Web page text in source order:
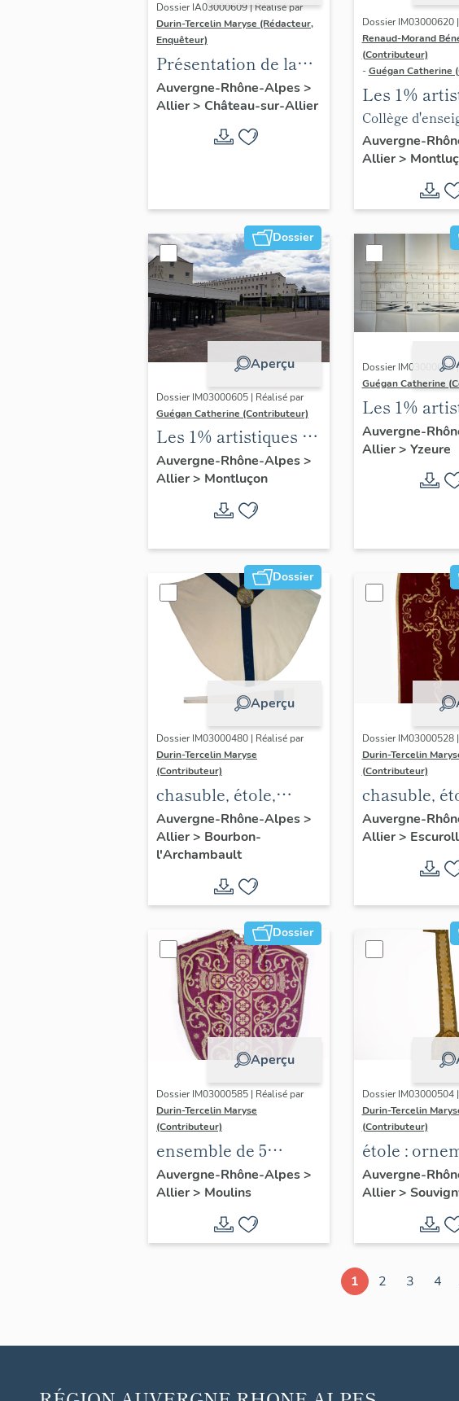
Dossier IA03000609 | Réalisé par
Durin-Tercelin Maryse (Rédacteur,
Enquêteur)
Présentation de la
commune de
Château-sur-Allier
Auvergne-Rhône-Alpes>
Allier> Château-sur-Allier
Dossier IM03000620
Renaud-Morand
(Contributeur)
-Guégan Catherine
Les 1%
du lycée
Guyot
Collège
technique,
d'enseignement
professionnel
puis lycée
Maurice-Guyot,
actuellement
logements,
ateliers et école
Auvergne-
Allier>
Dossier
Aperçu
Dossier IM03000605 | Réalisé par
Guégan Catherine (Contributeur)
Les 1% artistiques de
l'école nationale
professionnelle de
Montluçon, actuel
lycée Paul-Constans
Auvergne-Rhône-Alpes>
Allier> Montluçon
Dossier IM03000626 |
Guégan Catherine
Les 1%
du lycée
Monnet
Auvergne-
Allier> Yzeure
Dossier
Aperçu
Dossier IM03000480 | Réalisé par
Durin-Tercelin Maryse
(Contributeur)
chasuble, étole,
ornement blanc n°2
Auvergne-Rhône-Alpes>
Allier> Bourbon-
l'Archambault
Dossier IM03000528
Durin-Tercelin
(Contributeur)
chasuble,
manipule,
calice,
corporal :
Auvergne-
Allier>
Dossier
Aperçu
Dossier IM03000585 | Réalisé par
Durin-Tercelin Maryse
(Contributeur)
ensemble de 5
chapes (non
étudiées), de 15
chasubles, 17
dalmatiques et les
Auvergne-Rhône-Alpes>
Allier> Moulins
Dossier IM03000504
Durin-Tercelin
(Contributeur)
étole :
blanc
Auvergne-
Allier>
1 2 3 4